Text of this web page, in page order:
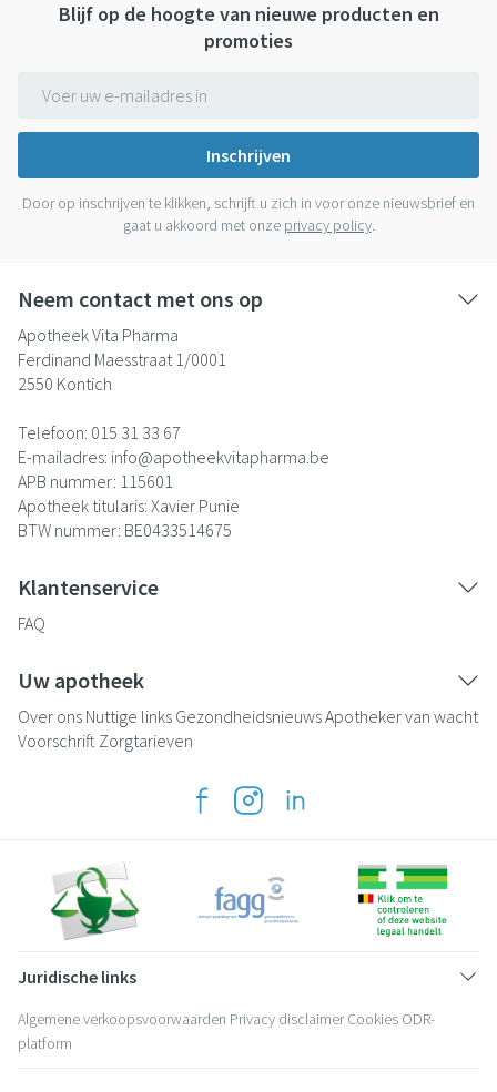
Blijf op de hoogte van nieuwe producten en
promoties
Inschrijven
Door op inschrijven te klikken, schrijft u zich in voor onze nieuwsbrief en
gaat u akkoord met onze privacy policy.
Neem contact met ons op
Apotheek Vita Pharma
Ferdinand Maesstraat 1/0001
2550 Kontich
Telefoon: 015 31 33 67
E-mailadres: info@apotheekvitapharma.be
APB nummer: 115601
Apotheek titularis: Xavier Punie
BTW nummer: BE0433514675
Klantenservice
FAQ
Uw apotheek
Over ons Nuttige links GezondheidsnieuwsApotheker van wacht
Voorschrift Zorgtarieven
Juridische links
Algemene verkoopsvoorwaarden Privacy disclaimer Cookies ODR-
platform